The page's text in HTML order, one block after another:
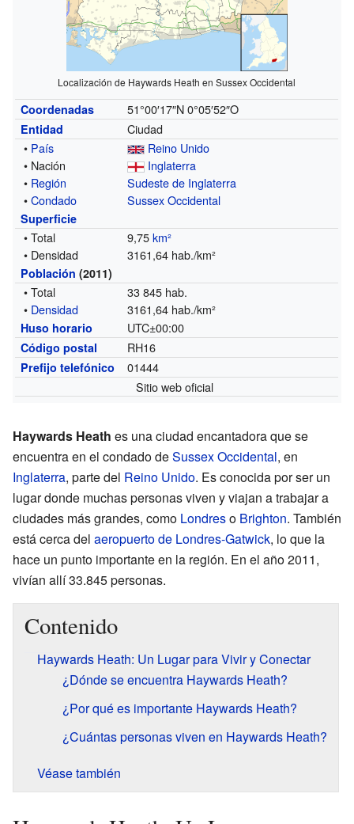
Localización de Haywards Heath en Sussex Occidental
Coordenadas 51°00′17″N 0°05′52″O
Entidad
Ciudad
• País
Reino Unido
• Nación
Inglaterra
• Región
Sudeste de Inglaterra
•Condado Sussex Occidental
Superficie
• Total 9,75km²
• Densidad
3161,64 hab./km²
Población (2011)
• Total
33 845 hab.
• Densidad 3161,64 hab./km²
Huso horario UTC±00:00
Código postal RH16
Prefijo telefónico
01444
Sitio web oficial
Haywards Heath es una ciudad encantadora que se
encuentra en el condado deSussex Occidental, en
Inglaterra, parte del Reino Unido. Es conocida por ser un
lugar donde muchas personas viven y viajan a trabajar a
ciudades más grandes, como Londreso Brighton. También
está cerca del aeropuerto de Londres-Gatwick, lo que la
hace un punto importante en la región. En el año 2011,
vivían allí 33.845 personas.
Contenido
Haywards Heath: Un Lugar para Vivir y Conectar
¿Dónde se encuentra Haywards Heath?
¿Por qué es importante Haywards Heath?
¿Cuántas personas viven en Haywards Heath?
Véase también